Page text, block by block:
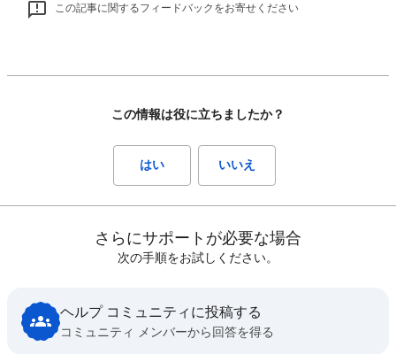
この記事に関するフィードバックをお寄せください
この情報は役に立ちましたか？
はい いいえ
さらにサポートが必要な場合
次の手順をお試しください。
ヘルプ コミュニティに投稿する
コミュニティ メンバーから回答を得る